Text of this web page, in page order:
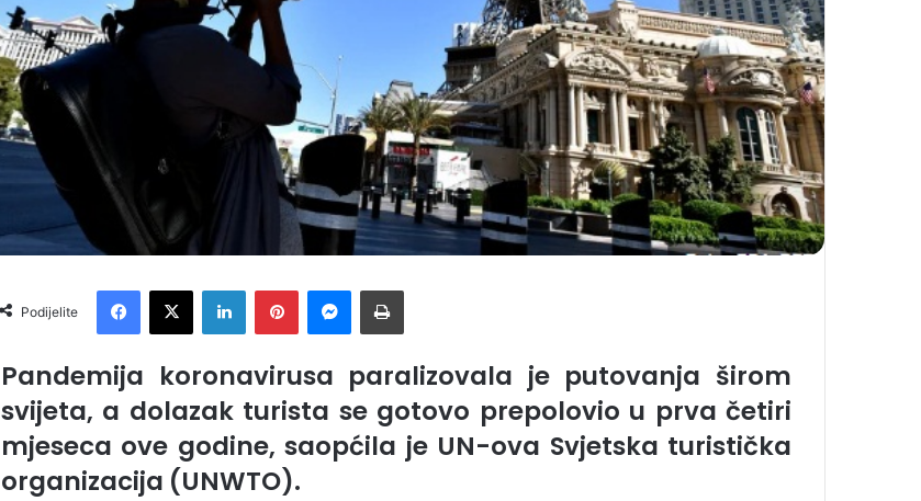
Podijelite
Pandemija koronavirusa paralizovala je putovanja širom
svijeta, a dolazak turista se gotovo prepolovio u prva četiri
mjeseca ove godine, saopćila je UN-ova Svjetska turistička
organizacija (UNWTO).